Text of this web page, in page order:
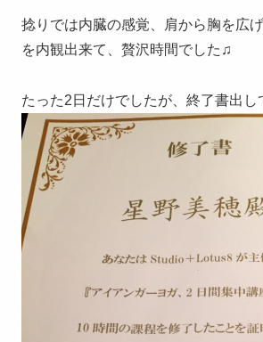
捻りでは内臓の感覚、肩から胸を広
を内観出来て、贅沢時間でした♫
たった2日だけでしたが、終了書出し